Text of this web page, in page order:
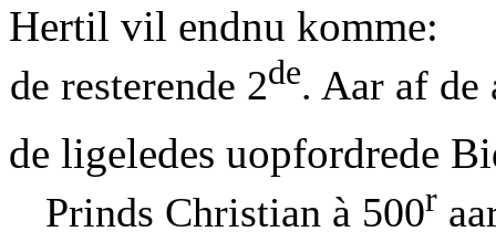
Hertil vil endnu komme:
de resterende 2de. Aar af de
de ligeledes uopfordrede
Prinds Christian à 500r